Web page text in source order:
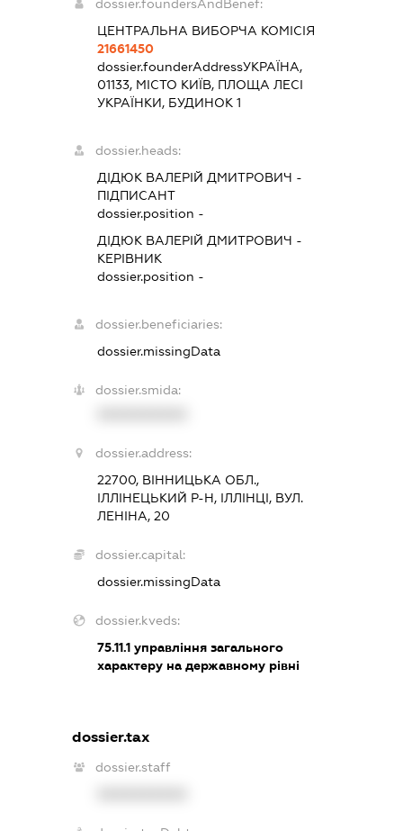
dossier.foundersAndBenef:
ЦЕНТРАЛЬНА ВИБОРЧА КОМІСІЯ
21661450
dossier.founderAddressУКРАЇНА,
01133, МІСТО КИЇВ, ПЛОЩА ЛЕСІ
УКРАЇНКИ, БУДИНОК 1
dossier.heads:
ДІДЮК ВАЛЕРІЙ ДМИТРОВИЧ -
ПІДПИСАНТ
dossier.position -
ДІДЮК ВАЛЕРІЙ ДМИТРОВИЧ -
КЕРІВНИК
dossier.position -
dossier.beneficiaries:
dossier.missingData
dossier.smida:
dossier.address:
22700, ВІННИЦЬКА ОБЛ.,
ІЛЛІНЕЦЬКИЙ Р-Н, ІЛЛІНЦІ, ВУЛ.
ЛЕНІНА, 20
dossier.capital:
dossier.missingData
dossier.kveds:
75.11.1управління загального
характеру на державному рівні
dossier.tax
dossier.staff